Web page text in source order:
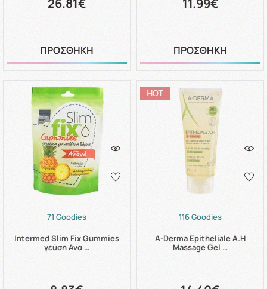
26.81€
ΠΡΟΣΘΗΚΗ
11.99€
ΠΡΟΣΘΗΚΗ
71 Goodies
Intermed Slim Fix Gummies
γεύση Ανα …
116 Goodies
A-Derma Epitheliale A.H
Massage Gel …